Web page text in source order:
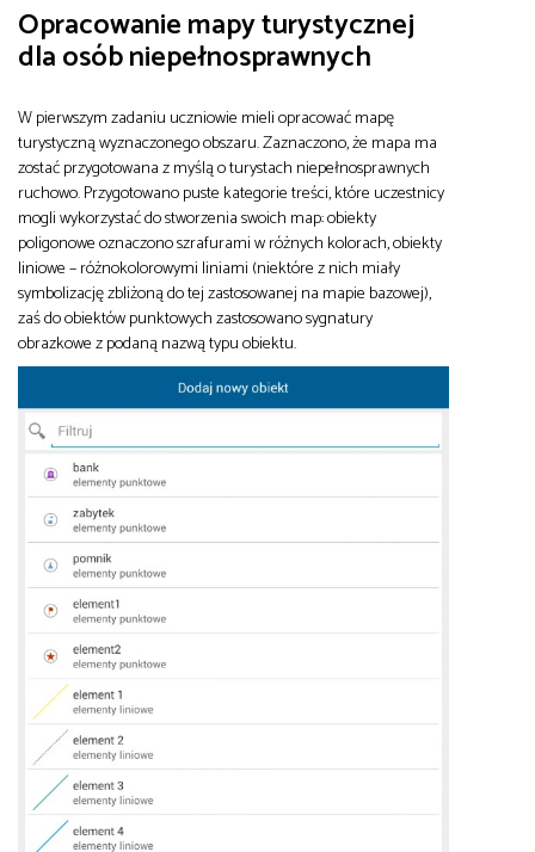
Opracowanie mapy turystycznej
dla osób niepełnosprawnych
W pierwszym zadaniu uczniowie mieli opracować mapę
turystyczną wyznaczonego obszaru. Zaznaczono, że mapa ma
zostać przygotowana z myślą o turystach niepełnosprawnych
ruchowo. Przygotowano puste kategorie treści, które uczestnicy
mogli wykorzystać do stworzenia swoich map: obiekty
poligonowe oznaczono szrafurami w różnych kolorach, obiekty
liniowe – różnokolorowymi liniami (niektóre z nich miały
symbolizację zbliżoną do tej zastosowanej na mapie bazowej),
zaś do obiektów punktowych zastosowano sygnatury
obrazkowe z podaną nazwą typu obiektu.